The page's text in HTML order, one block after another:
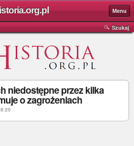
Menu
Szukaj
niedostępne przez kilka
o zagrożeniach